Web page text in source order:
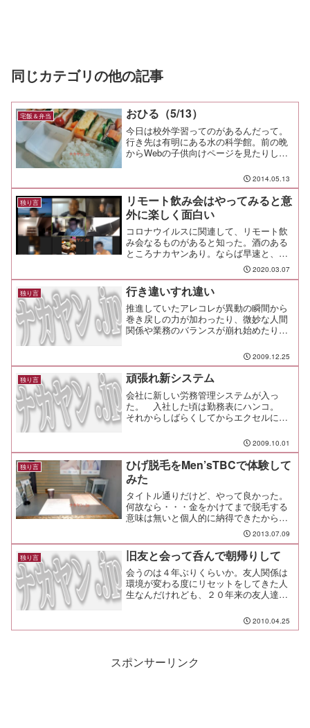
同じカテゴリの他の記事
宅飯＆弁当 おひる（5/13）
今日は校外学習ってのがあるんだって。
行き先は有明にある水の科学館。前の晩
からWebの子供向けページを見たりしな
で、今日は校外学習用の弁当と塾弁を2人
分の、計3食を用意した。校外学習用には
焼鮭と春巻き、だし巻...
2014.05.13
独り言
リモート飲み会はやってみると意
外に楽しく面白い
コロナウイルスに関連して、リモート飲
み会なるものがあると知った。酒のある
ところナカヤンあり。ならば早速と、試
2020.03.07
独り言 行き違いすれ違い
推進していたアレコレが異動の瞬間から
巻き戻しの力が加わったり、微妙な人間
関係や業務のバランスが崩れ始めたり、
らなかったり、家に帰ったらケーキを買
い忘れていて慌てて店に走ったり、その
他のことでも行き違いやす...
2009.12.25
独り言 頑張れ新システム
会社に新しい労務管理システムが入っ
た。 入社した頃は勤務表にハンコ。
それからしばらくしてからエクセルにな
なった。システムそのものは良いもの
で、従来の不満や不便だったところが改
善されるので大歓迎だが、その...
2009.10.01
独り言
ひげ脱毛をMen’sTBCで体験して
みた
タイトル通りだけど、やって良かった。
何故なら・・・金をかけてまで脱毛する
意味は無いと個人的に納得できたから
2013.07.09
独り言 旧友と会って呑んで朝帰りして
会うのは４年ぶりくらいか。友人関係は
環境が変わる度にリセットをしてきた人
生なんだけれども、２０年来の友人達と
の時間を過ごしてきた。 ワンゲル以外
で付き合いのある、数少ない旧友だ。
2010.04.25
スポンサーリンク